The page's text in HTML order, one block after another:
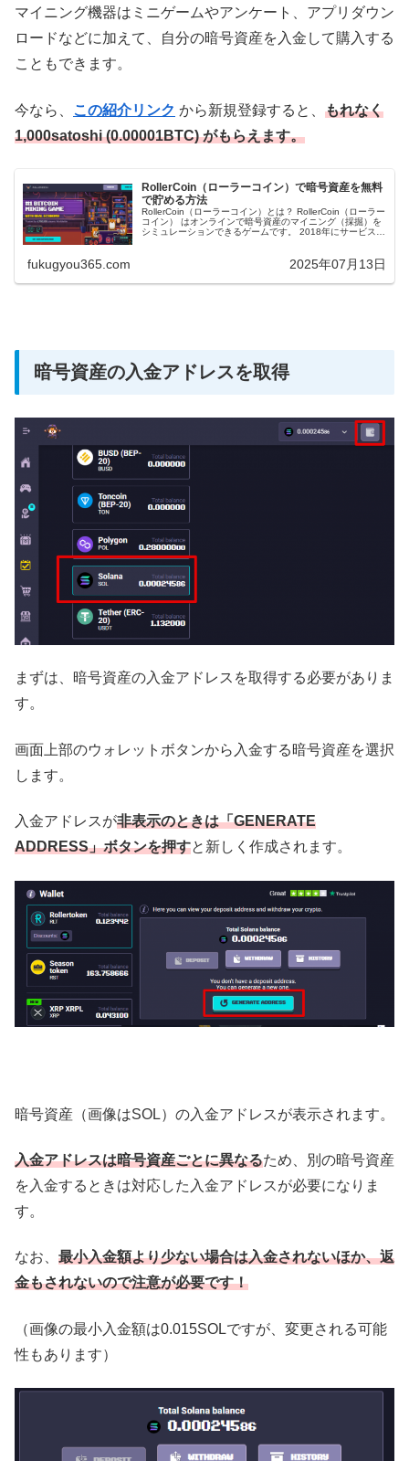
マイニング機器はミニゲームやアンケート、アプリダウン
ロードなどに加えて、自分の暗号資産を入金して購入する
こともできます。
今なら、 この紹介リンク から新規登録すると、 もれなく
1,000satoshi (0.00001BTC) がもらえます。
RollerCoin（ローラーコイン）で暗号資産を無料
で貯める方法
RollerCoin（ローラーコイン）とは？ RollerCoin（ローラー
コイン） はオンラインで暗号資産のマイニング（採掘）を
シミュレーションできるゲームです。 2018年にサービスを
fukugyou365.com 2025年07月13日
暗号資産の入金アドレスを取得
まずは、暗号資産の入金アドレスを取得する必要がありま
す。
画面上部のウォレットボタンから入金する暗号資産を選択
します。
入金アドレスが非表示のときは「GENERATE
ADDRESS」ボタンを押すと新しく作成されます。
暗号資産（画像はSOL）の入金アドレスが表示されます。
入金アドレスは暗号資産ごとに異なるため、別の暗号資産
を入金するときは対応した入金アドレスが必要になりま
す。
なお、 最小入金額より少ない場合は入金されないほか、返
金もされないので注意が必要です！
（画像の最小入金額は0.015SOLですが、変更される可能
性もあります）